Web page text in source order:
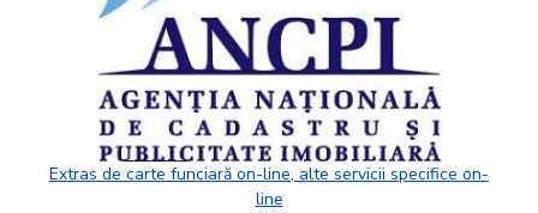
Extras de carte funciară on-line, alte servicii specifice on-
line